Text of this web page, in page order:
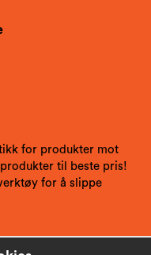
for produkter mot
til beste pris!
for å slippe